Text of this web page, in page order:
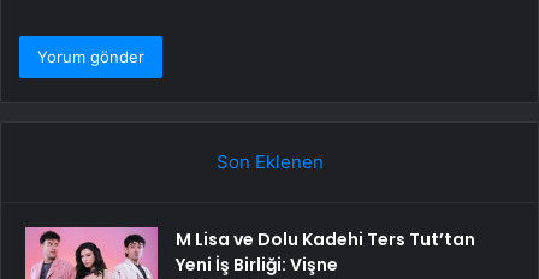
Son Eklenen
M Lisa ve Dolu Kadehi Ters Tut’tan
Yeni İş Birliği: Vişne